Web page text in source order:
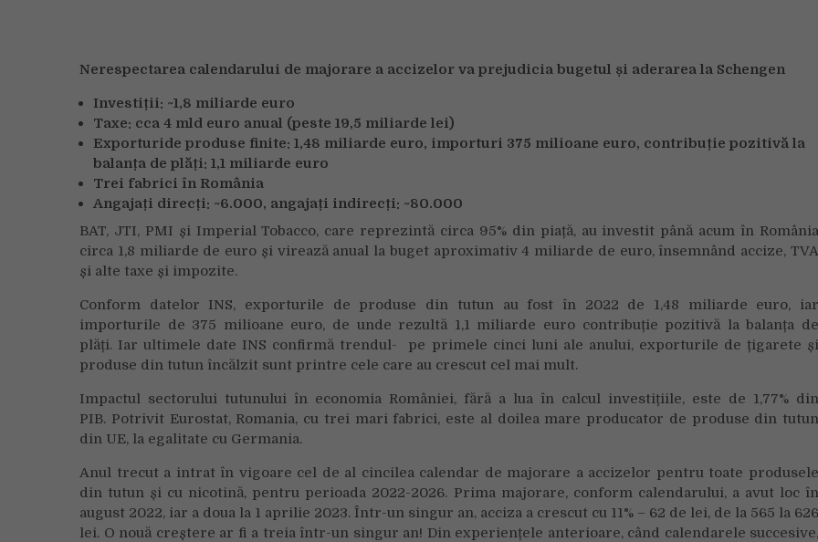
Nerespectarea calendarului de majorare a accizelor va prejudicia bugetul și aderarea la Schengen
Investiții: ~1,8 miliarde euro
Taxe: cca 4 mld euro anual (peste 19,5 miliarde lei)
Exporturide produse finite: 1,48 miliarde euro, importuri 375 milioane euro, contribuție pozitivă la
balanța de plăți: 1,1 miliarde euro
Trei fabrici în România
Angajați direcți: ~6.000, angajați indirecți: ~80.000
BAT, JTI, PMI și Imperial Tobacco, care reprezintă circa 95% din piață, au investit până acum în România
circa 1,8 miliarde de euro și virează anual la buget aproximativ 4 miliarde de euro, însemnând accize, TVA
și alte taxe și impozite.
Conform datelor INS, exporturile de produse din tutun au fost în 2022 de 1,48 miliarde euro, iar
importurile de 375 milioane euro, de unde rezultă 1,1 miliarde euro contribuție pozitivă la balanța de
plăți. Iar ultimele date INS confirmă trendul- pe primele cinci luni ale anului, exporturile de țigarete și
produse din tutun încălzit sunt printre cele care au crescut cel mai mult.
Impactul sectorului tutunului în economia României, fără a lua în calcul investițiile, este de 1,77% din
PIB. Potrivit Eurostat, Romania, cu trei mari fabrici, este al doilea mare producator de produse din tutun
din UE, la egalitate cu Germania.
Anul trecut a intrat în vigoare cel de al cincilea calendar de majorare a accizelor pentru toate produsele
din tutun și cu nicotină, pentru perioada 2022-2026. Prima majorare, conform calendarului, a avut loc în
august 2022, iar a doua la 1 aprilie 2023. Într-un singur an, acciza a crescut cu 11% – 62 de lei, de la 565 la 626
lei. O nouă creștere ar fi a treia într-un singur an! Din experiențele anterioare, când calendarele succesive,